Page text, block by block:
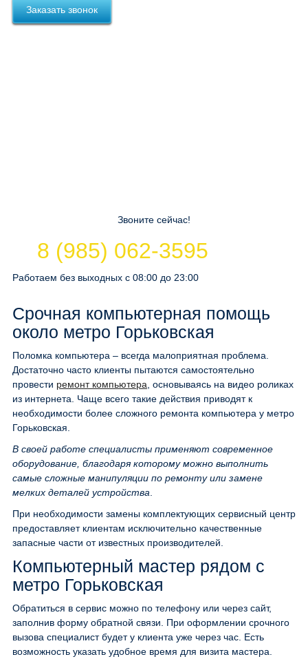
Заказать звонок
Звоните сейчас!
8 (985) 062-3595
Работаем без выходных с 08:00 до 23:00
Срочная компьютерная помощь
около метро Горьковская
Поломка компьютера – всегда малоприятная проблема.
Достаточно часто клиенты пытаются самостоятельно
провести ремонт компьютера , основываясь на видео роликах
из интернета. Чаще всего такие действия приводят к
необходимости более сложного ремонта компьютера у метро
Горьковская.
В своей работе специалисты применяют современное
оборудование, благодаря которому можно выполнить
самые сложные манипуляции по ремонту или замене
мелких деталей устройства
При необходимости замены комплектующих сервисный центр
предоставляет клиентам исключительно качественные
запасные части от известных производителей.
Компьютерный мастер рядом с
метро Горьковская
Обратиться в сервис можно по телефону или через сайт,
заполнив форму обратной связи. При оформлении срочного
вызова специалист будет у клиента уже через час. Есть
возможность указать удобное время для визита мастера.